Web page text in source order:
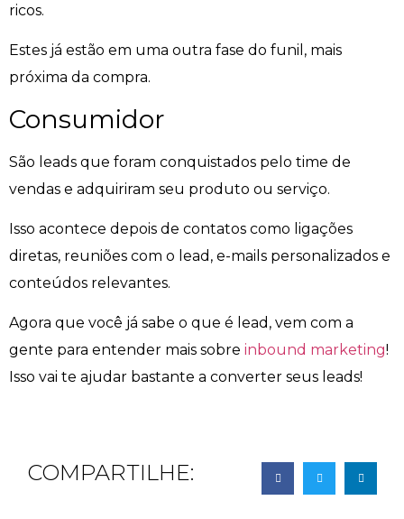
ricos.
Estes já estão em uma outra fase do funil, mais
próxima da compra.
Consumidor
São leads que foram conquistados pelo time de
vendas e adquiriram seu produto ou serviço.
Isso acontece depois de contatos como ligações
diretas, reuniões com o lead, e-mails personalizados e
conteúdos relevantes.
Agora que você já sabe o que é lead, vem com a
gente para entender mais sobre inbound marketing!
Isso vai te ajudar bastante a converter seus leads!
COMPARTILHE: